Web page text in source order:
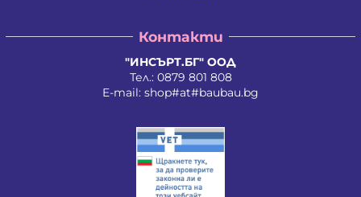
Контакти
"ИНСЪРТ.БГ" ООД
Тел.: 0879 801 808
E-mail: shop#at#baubau.bg